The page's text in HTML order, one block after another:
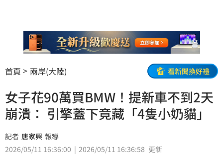
首頁 兩岸(大陸) 看新聞換好禮
女子花90萬買BMW！提新車不到2天
崩潰： 引擎蓋下竟藏「4隻小奶貓」
記者 唐家興 報導
2026/05/11 16:36:00
2026/05/11 16:36:58 更新